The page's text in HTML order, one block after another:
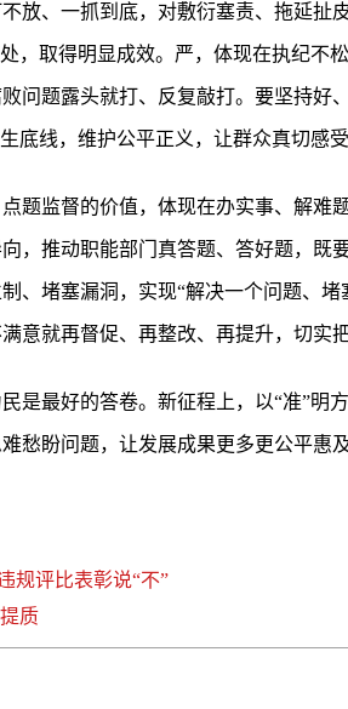
放、一抓到底，对敷衍塞责、拖延
，取得明显成效。严，体现在执纪
问题露头就打、反复敲打。要坚持
底线，维护公平正义，让群众真切感
题监督的价值，体现在办实事、解难
，推动职能部门真答题、答好题，
、堵塞漏洞，实现“解决一个问题、
意就再督促、再整改、再提升，切实
是最好的答卷。新征程上，以“准”明
愁盼问题，让发展成果更多更公平惠
规评比表彰说“不”
质